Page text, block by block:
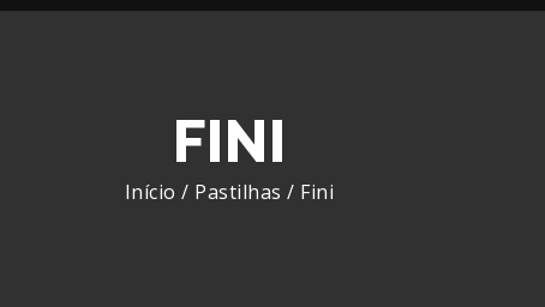
FINI
Início / Pastilhas / Fini